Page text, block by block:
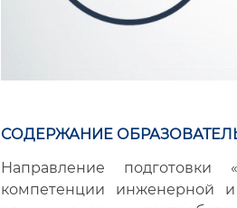
СОДЕРЖАНИЕ
Направление подготовки
компетенции инженерной